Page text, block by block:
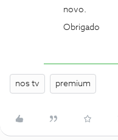
novo.
Obrigado
nos tv premium